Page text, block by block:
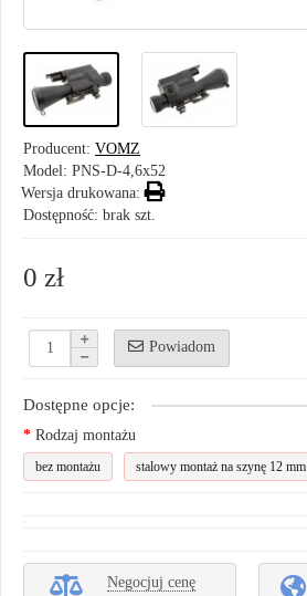
Producent: VOMZ
Model: PNS-D-4,6x52
Wersja drukowana:
Dostępność: brak szt.
0 zł
Powiadom
Dostępne opcje:
Rodzaj montażu
bez montażu stalowy montaż na szynę 12 mm
Negocjuj cenę